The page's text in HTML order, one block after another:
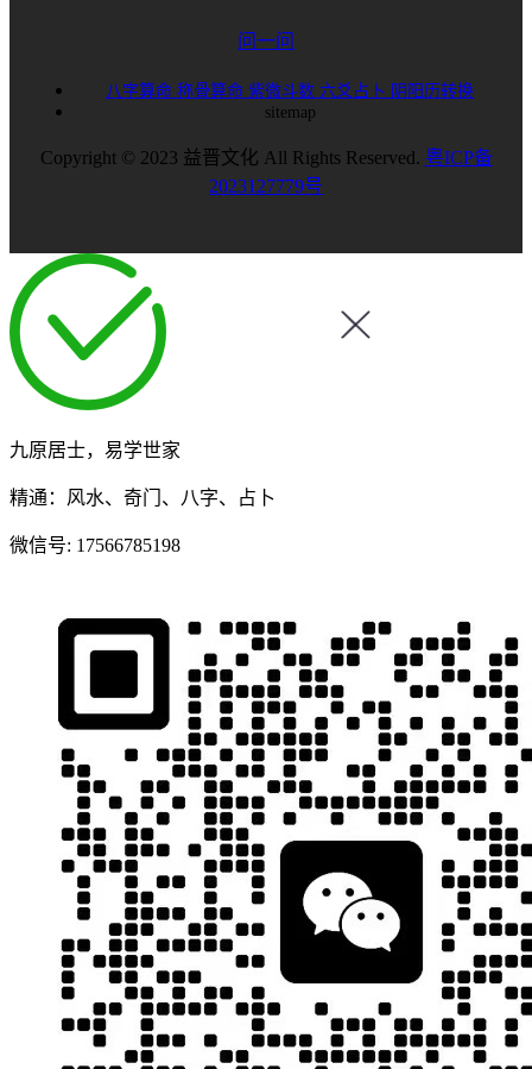
问一问
八字算命 称骨算命 紫微斗数 六爻占卜 阴阳历转换
sitemap
Copyright © 2023 益晋文化 All Rights Reserved. 粤ICP备
2023127779号
九原居士，易学世家
精通：风水、奇门、八字、占卜
微信号: 17566785198